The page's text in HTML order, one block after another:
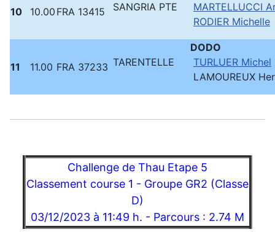
10 10.00 FRA 13415 SANGRIA PTE
MARTELLUCCI
RODIER Michelle
11 11.00 FRA 37233 TARENTELLE
DODO
TURLUER Michel
LAMOUREUX
Challenge de Thau Etape 5
Classement course 1 - Groupe GR2 (Classe
D)
03/12/2023 à 11:49 h. - Parcours : 2.74 M